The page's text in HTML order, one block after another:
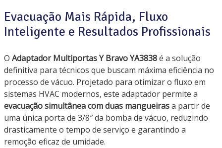
Evacuação Mais Rápida, Fluxo
Inteligente e Resultados Profissionais
O Adaptador Multiportas Y Bravo YA3838é a solução
definitiva para técnicos que buscam máxima eficiência no
processo de vácuo. Projetado para otimizar o fluxo em
sistemas HVAC modernos, este adaptador permite a
evacuação simultânea com duas mangueirasa partir de
uma única porta de 3/8″ da bomba de vácuo, reduzindo
drasticamente o tempo de serviço e garantindo a
remoção eficaz de umidade.